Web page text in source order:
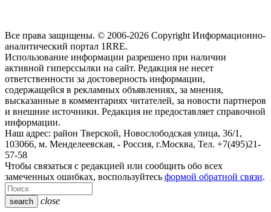
Все права защищены. © 2006-2026 Copyright Информационно-
аналитический портал 1RRE.
Использование информации разрешено при наличии
активной гиперссылки на сайт. Редакция не несет
ответственности за достоверность информации,
содержащейся в рекламных объявлениях, за мнения,
высказанные в комментариях читателей, за новости партнеров
и внешние источники. Редакция не предоставляет справочной
информации.
Наш адрес: район Тверской, Новослободская улица, 36/1 ,
103066, м. Менделеевская, - Россия, г.Москва, Тел. +7(495)21-
57-58
Чтобы связаться с редакцией или сообщить обо всех
замеченных ошибках, воспользуйтесь формой обратной связи.
search close